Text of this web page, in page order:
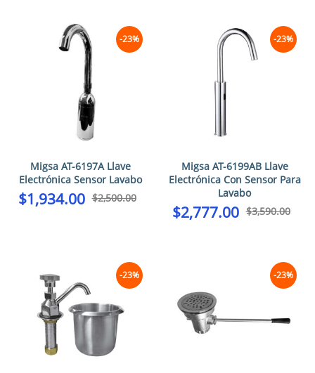
-23%
Migsa AT-6197A Llave
Electrónica Sensor Lavabo
$2,500.00
$1,934.00
-23%
Migsa AT-6199AB Llave
Electrónica Con Sensor Para
Lavabo
$3,590.00
$2,777.00
-23% -23%